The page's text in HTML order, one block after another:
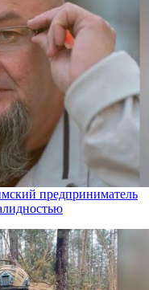
предприниматель